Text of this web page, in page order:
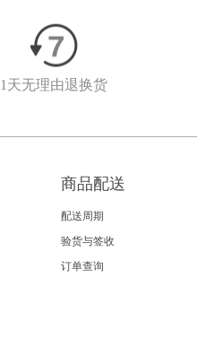
1天无理由退换货
商品配送
配送周期
验货与签收
订单查询